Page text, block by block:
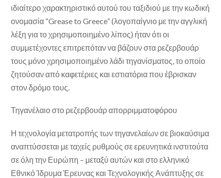
ιδιαίτερο χαρακτηριστικό αυτού του ταξιδιού με την κωδική
ονομασία “Grease to Greece” (λογοπαίγνιο με την αγγλική
λέξη για το χρησιμοποιημένο λίπος) ήταν ότι οι
συμμετέχοντες επιτρεπόταν να βάζουν στα ρεζερβουάρ
τους μόνο χρησιμοποιημένο λάδι τηγανίσματος, το οποίο
ζητούσαν από καφετέριες και εστιατόρια που έβρισκαν
στον δρόμο τους.
Τηγανέλαιο στο ρεζερβουάρ απορριμματοφόρου
Η τεχνολογία μετατροπής των τηγανελαίων σε βιοκαύσιμα
αναπτύσσεται με ταχείς ρυθμούς σε ερευνητικά ινστιτούτα
σε όλη την Ευρώπη – μεταξύ αυτών και στο ελληνικό
Εθνικό Ίδρυμα Έρευνας και Τεχνολογικής Ανάπτυξης σε